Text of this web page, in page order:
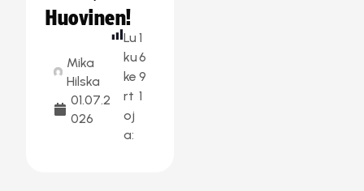
Huovinen!
Mika
Hilska
01.07.2
026
Lu
ku
ke
rt
oj
a:
1
6
9
1